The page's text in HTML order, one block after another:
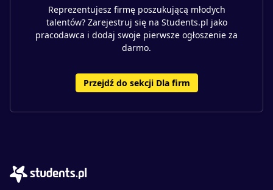
Reprezentujesz firmę poszukującą młodych
talentów? Zarejestruj się na Students.pl jako
pracodawca i dodaj swoje pierwsze ogłoszenie za
darmo.
Przejdź do sekcji Dla firm